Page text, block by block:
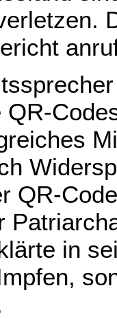
QR-
QR-
in